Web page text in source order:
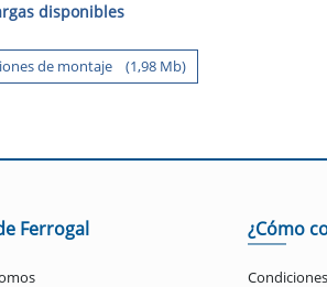
disponibles
de montaje (1,98 Mb)
Ferrogal ¿Cómo